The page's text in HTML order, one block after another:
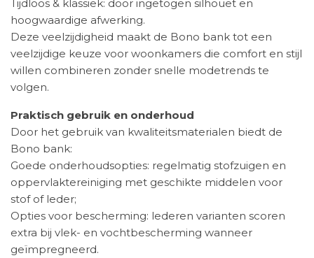
Tijdloos & klassiek: door ingetogen silhouet en
hoogwaardige afwerking.
Deze veelzijdigheid maakt de Bono bank tot een
veelzijdige keuze voor woonkamers die comfort en stijl
willen combineren zonder snelle modetrends te
volgen.
Praktisch gebruik en onderhoud
Door het gebruik van kwaliteitsmaterialen biedt de
Bono bank:
Goede onderhoudsopties: regelmatig stofzuigen en
oppervlaktereiniging met geschikte middelen voor
stof of leder;
Opties voor bescherming: lederen varianten scoren
extra bij vlek- en vochtbescherming wanneer
geïmpregneerd.